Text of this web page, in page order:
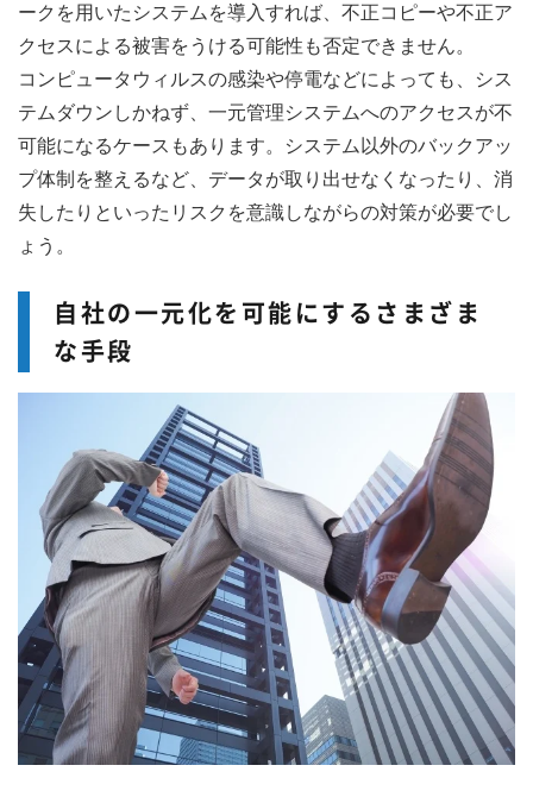
ークを用いたシステムを導入すれば、不正コピーや不正ア
クセスによる被害をうける可能性も否定できません。
コンピュータウィルスの感染や停電などによっても、シス
テムダウンしかねず、一元管理システムへのアクセスが不
可能になるケースもあります。システム以外のバックアッ
プ体制を整えるなど、データが取り出せなくなったり、消
失したりといったリスクを意識しながらの対策が必要でし
ょう。
自社の一元化を可能にするさまざま
な手段